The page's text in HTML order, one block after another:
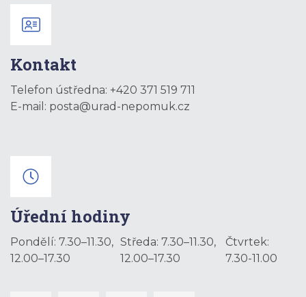
Kontakt
Telefon ústředna: +420 371 519 711
E-mail: posta@urad-nepomuk.cz
Úřední hodiny
Pondělí: 7.30–11.30,
12.00–17.30
Středa: 7.30–11.30,
12.00–17.30
Čtvrtek:
7.30-11.00